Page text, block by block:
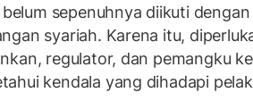
sepenuhnya diikuti
syariah. Karena itu,
regulator, dan pemangku
kendala yang dihadapi